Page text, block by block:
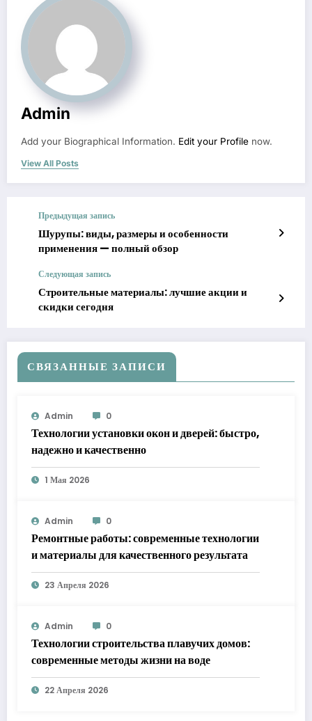
Admin
Add your Biographical Information. Edit your Profile now.
View All Posts
Предыдущая запись
Шурупы: виды, размеры и особенности
применения — полный обзор
Следующая запись
Строительные материалы: лучшие акции и
скидки сегодня
СВЯЗАННЫЕ ЗАПИСИ
Admin 0
Технологии установки окон и дверей: быстро,
надежно и качественно
1 Мая 2026
Admin 0
Ремонтные работы: современные технологии
и материалы для качественного результата
23 Апреля 2026
Admin 0
Технологии строительства плавучих домов:
современные методы жизни на воде
22 Апреля 2026